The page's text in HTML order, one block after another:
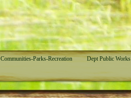
Communities-Parks-Recreation Dept Public Works